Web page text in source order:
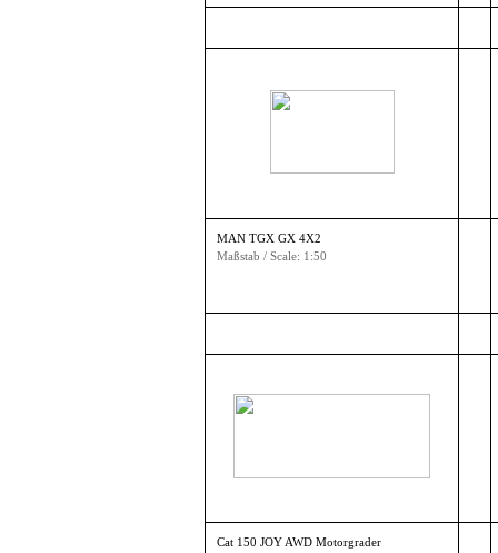
MAN TGX GX 4X2
Maßstab / Scale: 1:50
Cat 150 JOY AWD Motorgrader